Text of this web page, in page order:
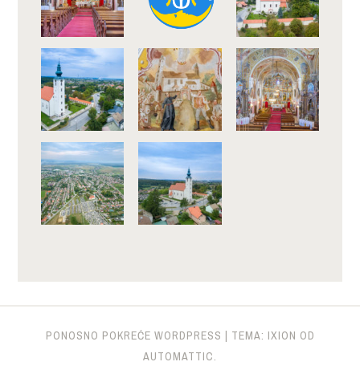
PONOSNO POKREĆE WORDPRESS | TEMA: IXION OD
AUTOMATTIC.